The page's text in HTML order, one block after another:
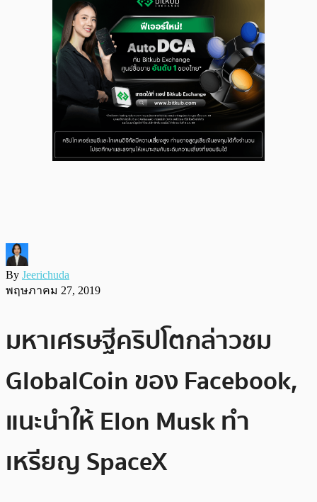
By Jeerichuda
พฤษภาคม 27, 2019
มหาเศรษฐีคริปโตกล่าวชม
GlobalCoin ของ Facebook,
แนะนำให้ Elon Musk ทำ
เหรียญ SpaceX